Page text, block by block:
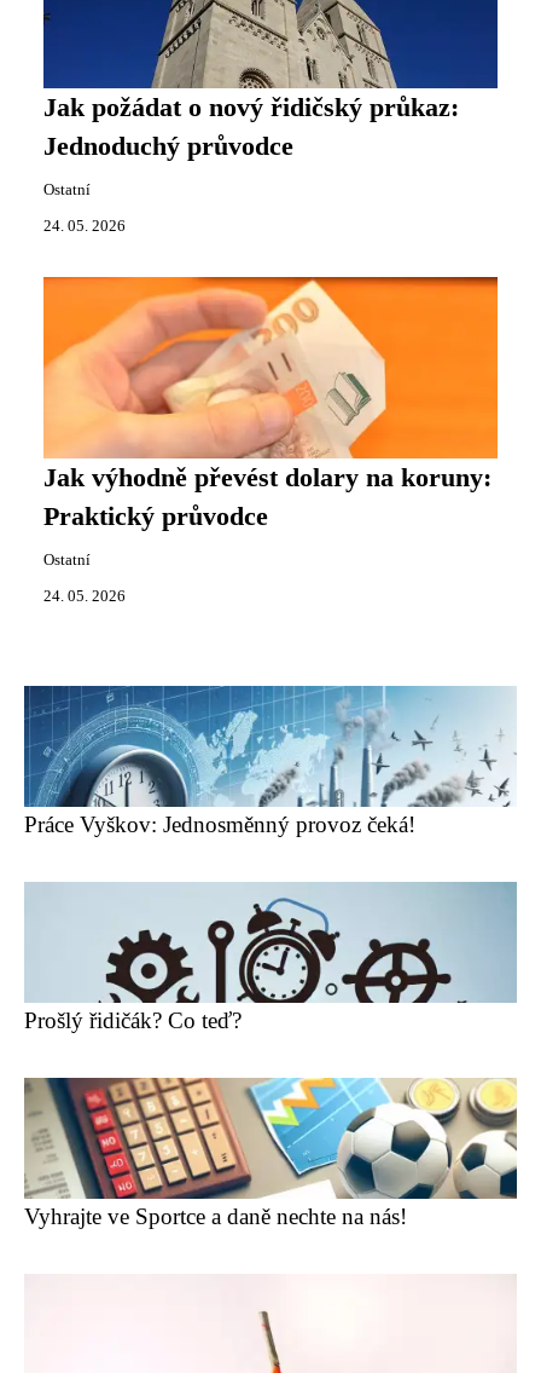
Jak požádat o nový řidičský průkaz:
Jednoduchý průvodce
Ostatní
24. 05. 2026
Jak výhodně převést dolary na koruny:
Praktický průvodce
Ostatní
24. 05. 2026
Práce Vyškov: Jednosměnný provoz čeká!
Prošlý řidičák? Co teď?
Vyhrajte ve Sportce a daně nechte na nás!